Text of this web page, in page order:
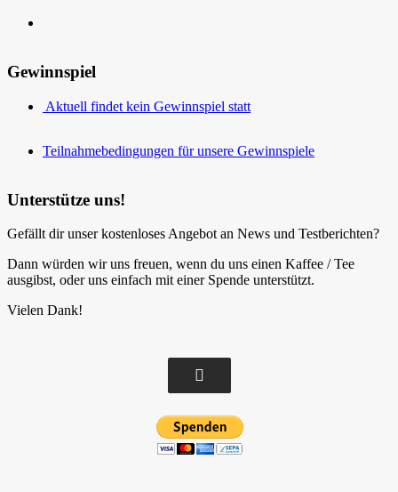
Gewinnspiel
Aktuell findet kein Gewinnspiel statt
Teilnahmebedingungen für unsere Gewinnspiele
Unterstütze uns!
Gefällt dir unser kostenloses Angebot an News und Testberichten?
Dann würden wir uns freuen, wenn du uns einen Kaffee / Tee
ausgibst, oder uns einfach mit einer Spende unterstützt.
Vielen Dank!